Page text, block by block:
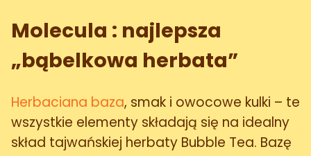
Molecula : najlepsza
„bąbelkowa herbata”
Herbaciana baza, smak i owocowe kulki – te
wszystkie elementy składają się na idealny
skład tajwańskiej herbaty Bubble Tea. Bazę